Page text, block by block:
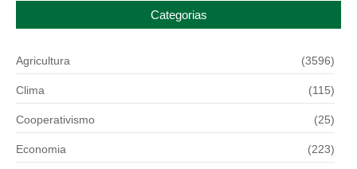
Categorias
Agricultura (3596)
Clima (115)
Cooperativismo (25)
Economia (223)